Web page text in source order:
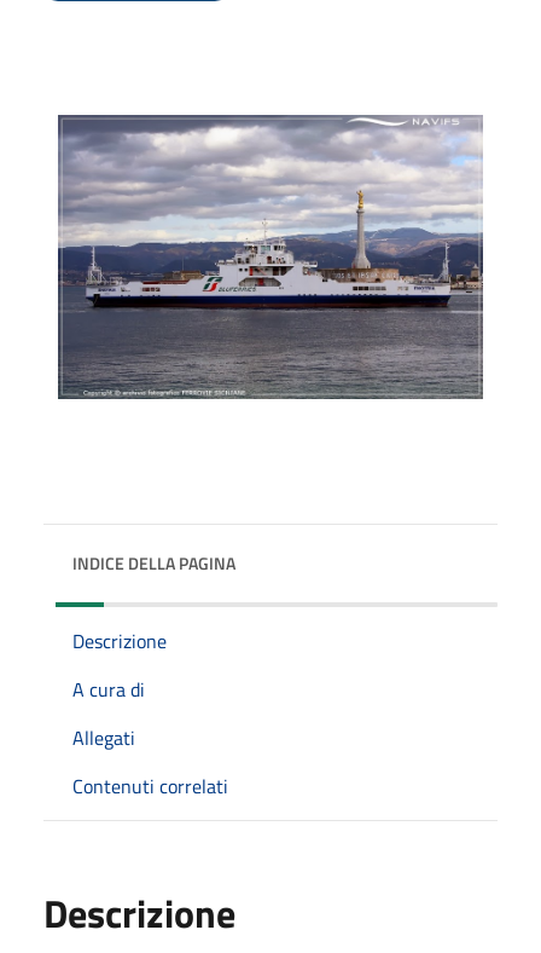
INDICE DELLA PAGINA
Descrizione
A cura di
Allegati
Contenuti correlati
Descrizione